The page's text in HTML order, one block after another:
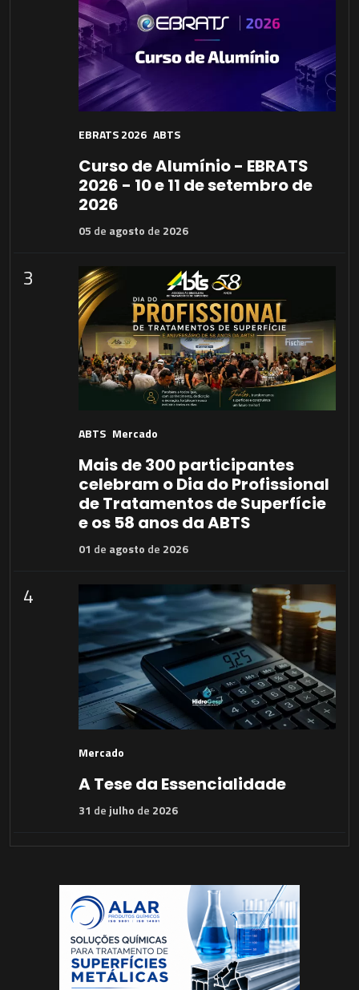
EBRATS 2026 ABTS
Curso de Alumínio - EBRATS
2026 - 10 e 11 de setembro de
2026
05 de agosto de 2026
3
ABTS Mercado
Mais de 300 participantes
celebram o Dia do Profissional
de Tratamentos de Superfície
e os 58 anos da ABTS
01 de agosto de 2026
4
Mercado
A Tese da Essencialidade
31 de julho de 2026